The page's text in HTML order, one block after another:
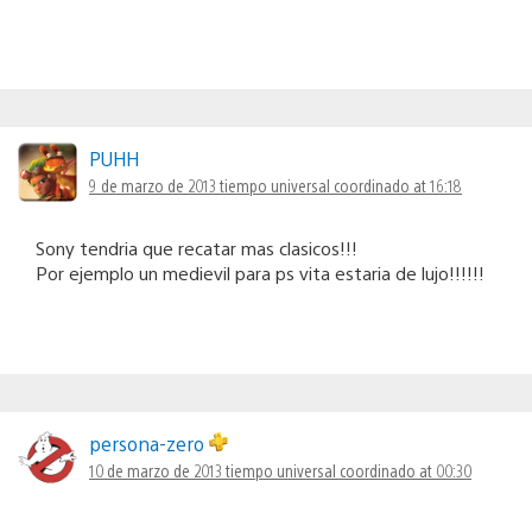
PUHH
9 de marzo de 2013 tiempo universal coordinado at 16:18
Sony tendria que recatar mas clasicos!!!
Por ejemplo un medievil para ps vita estaria de lujo!!!!!!
persona-zero
10 de marzo de 2013 tiempo universal coordinado at 00:30